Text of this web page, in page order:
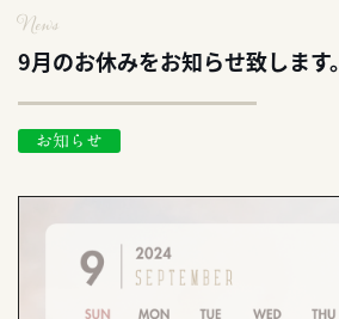
News
9月のお休みをお知らせ致します。
お知らせ